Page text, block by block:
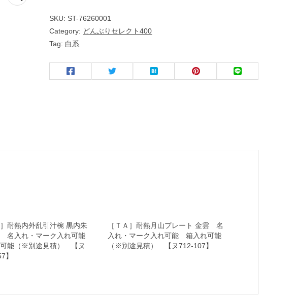
立
２
名
入
マ
SKU: ST-76260001
Category: どんぶりセレクト400
Tag: 白系
］耐熱内外乱引汁椀 黒内朱
名入れ・マーク入れ可能
能（※別途見積） 【ヌ
】
［ＴＡ］耐熱月山プレート 金雲 名
入れ・マーク入れ可能 箱入れ可能
（※別途見積） 【ヌ712-107】